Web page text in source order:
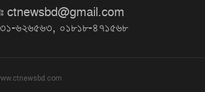
ctnewsbd@gmail.com
৬২৬৫৬৩, ০১৮১৮-৪৭১৫৬৮